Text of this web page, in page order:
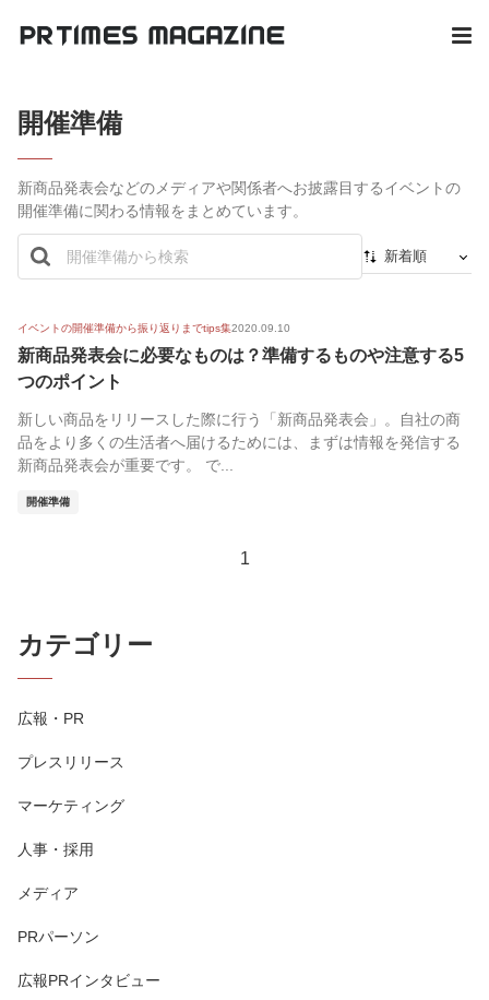
開催準備
新商品発表会などのメディアや関係者へお披露目するイベントの
開催準備に関わる情報をまとめています。
新着順
人気順
イベントの開催準備から振り返りまでtips集2020.09.10
新商品発表会に必要なものは？準備するものや注意する5
つのポイント
新しい商品をリリースした際に行う「新商品発表会」。自社の商
品をより多くの生活者へ届けるためには、まずは情報を発信する
新商品発表会が重要です。 で...
開催準備
1
カテゴリー
広報・PR
プレスリリース
マーケティング
人事・採用
メディア
PRパーソン
広報PRインタビュー